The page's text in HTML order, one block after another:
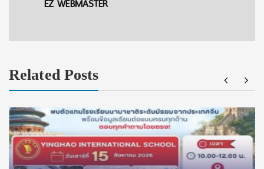
EZ WEBMASTER
Related Posts